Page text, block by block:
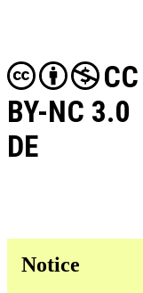
CC
BY-NC 3.0
DE
Notice